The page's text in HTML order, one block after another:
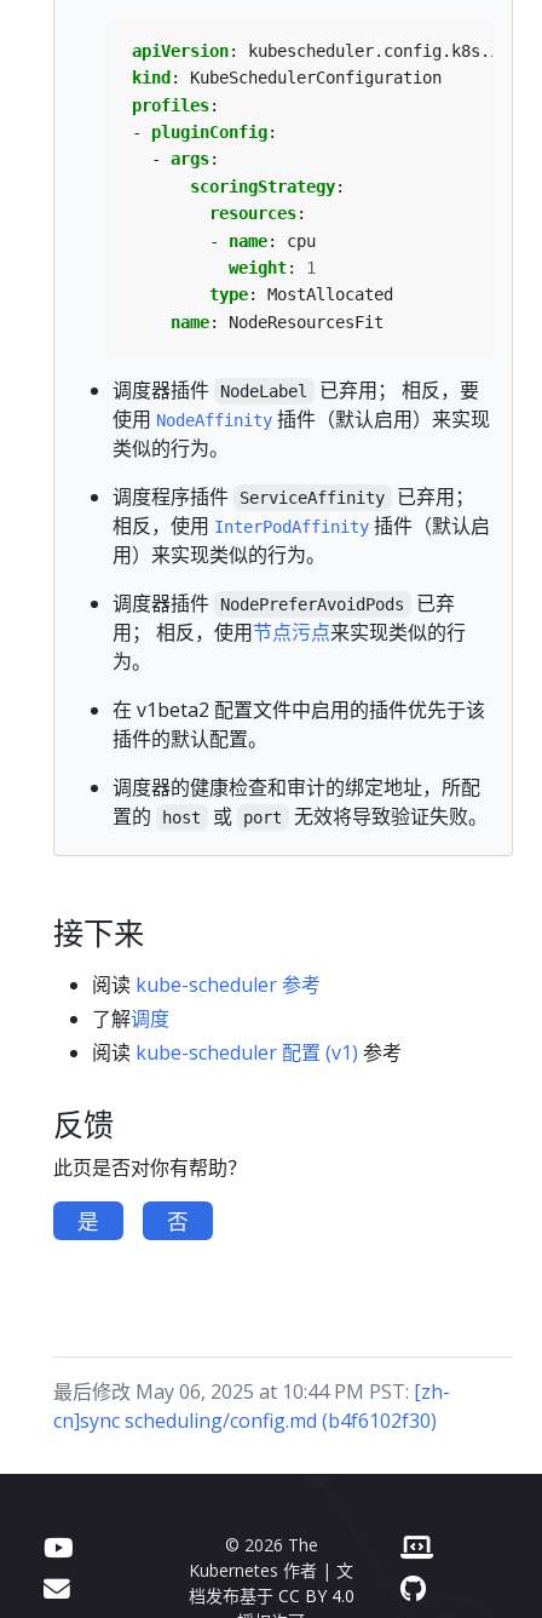
apiVersion:
kubescheduler.config.k8s.io/
kind :
KubeSchedulerConfiguration
profiles:
- pluginConfig:
- args:
scoringStrategy:
resources:
- name:
cpu
weight:
1
type:
MostAllocated
name: NodeResourcesFit
调度器插件 NodeLabel
已弃用； 相反，要
使用 NodeAffinity 插件（默认启用）来实现
类似的行为。
调度程序插件
ServiceAffinity
已弃用；
相反，使用 InterPodAffinity 插件（默认启
用）来实现类似的行为。
调度器插件
NodePreferAvoidPods
已弃
用； 相反，使用节点污点来实现类似的行
为。
在 v1beta2 配置文件中启用的插件优先于该
插件的默认配置。
调度器的健康检查和审计的绑定地址，所配
置的
host 或 port 无效将导致验证失败。
接下来
阅读 kube-scheduler 参考
了解调度
阅读 kube-scheduler 配置 (v1) 参考
反馈
此页是否对你有帮助？
是 否
最后修改 May 06, 2025 at 10:44 PM PST: [zh-
cn]sync scheduling/config.md (b4f6102f30)
© 2026 The
Kubernetes 作者 | 文
档发布基于 CC BY 4.0